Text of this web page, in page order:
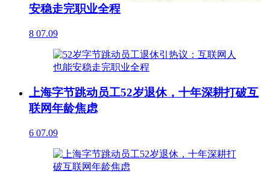
安稳走完职业全程
8 07.09
上海字节跳动员工52岁退休，十年深耕打破互
联网年龄焦虑
6 07.09